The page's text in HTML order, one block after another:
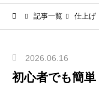
記事一覧 仕上げ
2026.06.16
初心者でも簡